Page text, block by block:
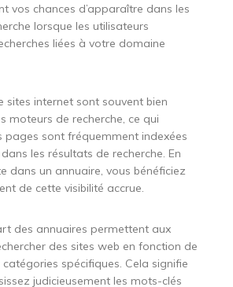
vos chances d’apparaître dans les
lorsque les utilisateurs
liées à votre domaine
sites internet sont souvent bien
moteurs de recherche, ce qui
pages sont fréquemment indexées
les résultats de recherche. En
dans un annuaire, vous bénéficiez
de cette visibilité accrue.
des annuaires permettent aux
des sites web en fonction de
spécifiques. Cela signifie
judicieusement les mots-clés